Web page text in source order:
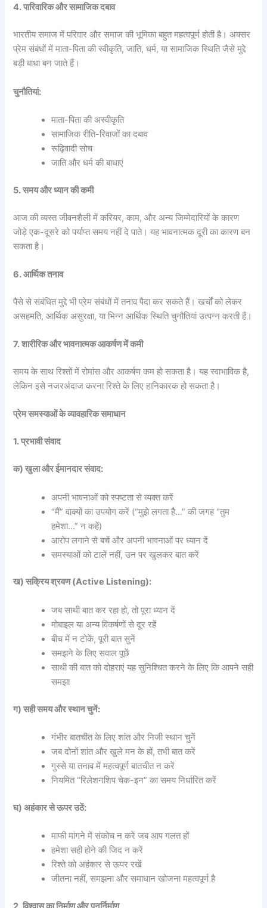
4. पारिवारिक और सामाजिक दबाव
भारतीय समाज में परिवार और समाज की भूमिका बहुत महत्वपूर्ण होती है। अक्सर
प्रेम संबंधों में माता-पिता की स्वीकृति, जाति, धर्म, या सामाजिक स्थिति जैसे मुद्दे
बड़ी बाधा बन जाते हैं।
चुनौतियां:
माता-पिता की अस्वीकृति
सामाजिक रीति-रिवाजों का दबाव
रूढ़िवादी सोच
जाति और धर्म की बाधाएं
5. समय और ध्यान की कमी
आज की व्यस्त जीवनशैली में करियर, काम, और अन्य जिम्मेदारियों के कारण
जोड़े एक-दूसरे को पर्याप्त समय नहीं दे पाते। यह भावनात्मक दूरी का कारण बन
सकता है।
6. आर्थिक तनाव
पैसे से संबंधित मुद्दे भी प्रेम संबंधों में तनाव पैदा कर सकते हैं। खर्चों को लेकर
असहमति, आर्थिक असुरक्षा, या भिन्न आर्थिक स्थिति चुनौतियां उत्पन्न करती हैं।
7. शारीरिक और भावनात्मक आकर्षण में कमी
समय के साथ रिश्तों में रोमांस और आकर्षण कम हो सकता है। यह स्वाभाविक है,
लेकिन इसे नजरअंदाज करना रिश्ते के लिए हानिकारक हो सकता है।
प्रेम समस्याओं के व्यावहारिक समाधान
1. प्रभावी संवाद
क) खुला और ईमानदार संवाद:
अपनी भावनाओं को स्पष्टता से व्यक्त करें
“मैं” वाक्यों का उपयोग करें (“मुझे लगता है…” की जगह “तुम
हमेशा…” न कहें)
आरोप लगाने से बचें और अपनी भावनाओं पर ध्यान दें
समस्याओं को टालें नहीं, उन पर खुलकर बात करें
ख) सक्रिय श्रवण (Active Listening):
जब साथी बात कर रहा हो, तो पूरा ध्यान दें
मोबाइल या अन्य विकर्षणों से दूर रहें
बीच में न टोकें, पूरी बात सुनें
समझने के लिए सवाल पूछें
साथी की बात को दोहराएं यह सुनिश्चित करने के लिए कि आपने सही
समझा
ग) सही समय और स्थान चुनें:
गंभीर बातचीत के लिए शांत और निजी स्थान चुनें
जब दोनों शांत और खुले मन के हों, तभी बात करें
गुस्से या तनाव में महत्वपूर्ण बातचीत न करें
नियमित “रिलेशनशिप चेक-इन” का समय निर्धारित करें
घ) अहंकार से ऊपर उठें:
माफी मांगने में संकोच न करें जब आप गलत हों
हमेशा सही होने की जिद न करें
रिश्ते को अहंकार से ऊपर रखें
जीतना नहीं, समझना और समाधान खोजना महत्वपूर्ण है